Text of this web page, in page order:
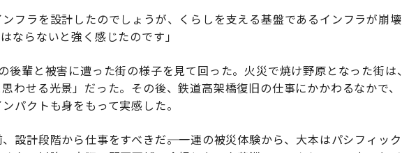
ンフラを設計したのでしょうが、くらしを支える基盤であるインフラが崩壊
ならないと強く感じたのです」
後輩と被害に遭った街の様子を見て回った。火災で焼け野原となった街は、
わせる光景」だった。その後、鉄道高架橋復旧の仕事にかかわるなかで、
パクトも身をもって実感した。
設計段階から仕事をすべきだ――。一連の被災体験から、大本はパシフィック